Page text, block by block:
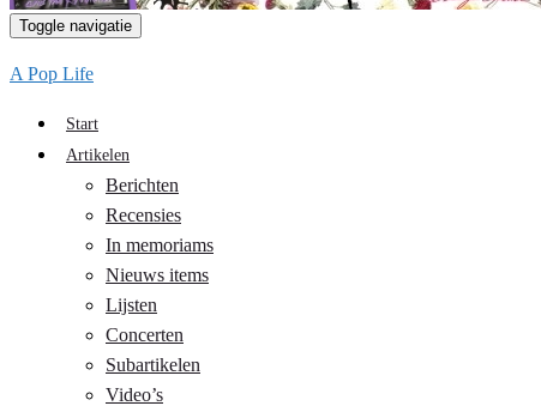
Toggle navigatie
A Pop Life
Start
Artikelen
Berichten
Recensies
In memoriams
Nieuws items
Lijsten
Concerten
Subartikelen
Video’s